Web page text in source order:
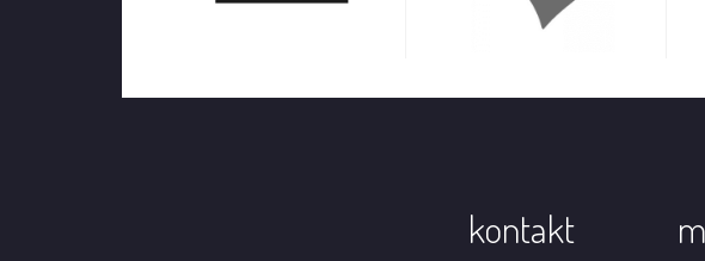
kontakt